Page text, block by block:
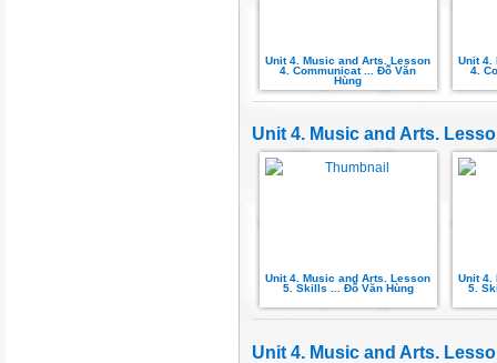
Unit 4. Music and Arts. Lesson
4. Communicat ... Đỗ Văn
Hùng
Unit 4.
4.
Unit 4. Music and Arts.
Unit 4. Music and Arts. Lesson
5. Skills ... Đỗ Văn Hùng
Unit 4.
5.
Unit 4. Music and Arts.